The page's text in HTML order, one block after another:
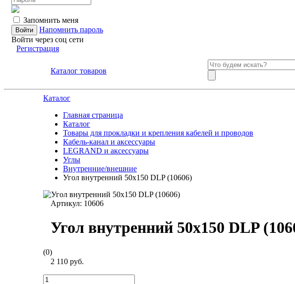
Запомнить меня
Напомнить пароль
Войти через соц сети
Регистрация
Каталог товаров
Каталог
Главная страница
Каталог
Товары для прокладки и крепления кабелей и проводов
Кабель-канал и аксессуары
LEGRAND и аксессуары
Углы
Внутренние/внешние
Угол внутренний 50х150 DLP (10606)
Артикул: 10606
Угол внутренний 50х150 DLP
(0)
2 110 руб.